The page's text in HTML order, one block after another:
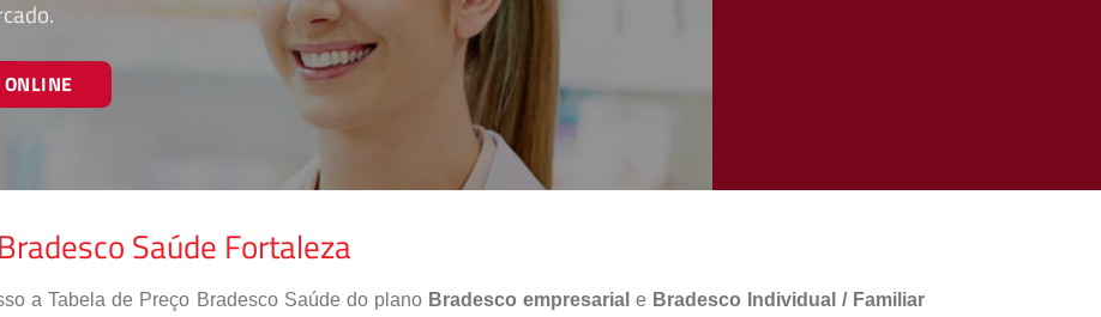
ONLINE
Saúde Fortaleza
a Tabela de Preço Bradesco Saúde do plano Bradesco empresarial e Bradesco Individual / Familiar